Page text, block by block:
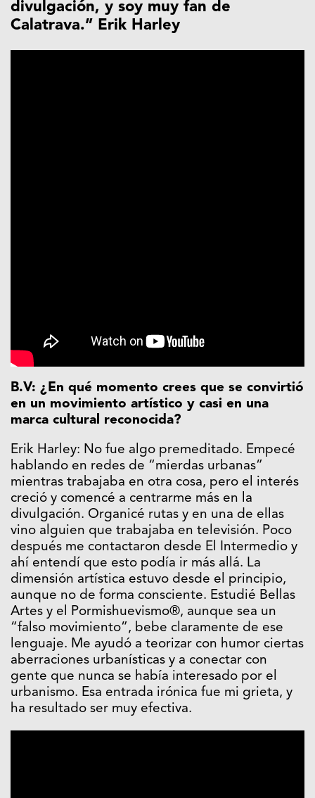
divulgación, y soy muy fan de
Calatrava.” Erik Harley
B.V: ¿En qué momento crees que se convirtió
en un movimiento artístico y casi en una
marca cultural reconocida?
Erik Harley: No fue algo premeditado. Empecé
hablando en redes de “mierdas urbanas”
mientras trabajaba en otra cosa, pero el interés
creció y comencé a centrarme más en la
divulgación. Organicé rutas y en una de ellas
vino alguien que trabajaba en televisión. Poco
después me contactaron desde El Intermedio y
ahí entendí que esto podía ir más allá. La
dimensión artística estuvo desde el principio,
aunque no de forma consciente. Estudié Bellas
Artes y el Pormishuevismo®, aunque sea un
“falso movimiento”, bebe claramente de ese
lenguaje. Me ayudó a teorizar con humor ciertas
aberraciones urbanísticas y a conectar con
gente que nunca se había interesado por el
urbanismo. Esa entrada irónica fue mi grieta, y
ha resultado ser muy efectiva.